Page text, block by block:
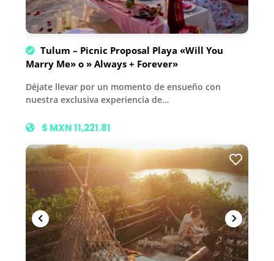
Tulum – Picnic Proposal Playa «Will You
Marry Me» o » Always + Forever»
Déjate llevar por un momento de ensueño con
nuestra exclusiva experiencia de…
$ MXN 11,221.81